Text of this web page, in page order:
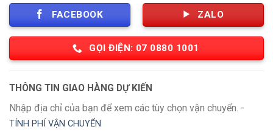
FACEBOOK ZALO
GỌI ĐIỆN: 07 0880 1001
THÔNG TIN GIAO HÀNG DỰ KIẾN
Nhập địa chỉ của bạn để xem các tùy chọn vận chuyển. -
TÍNH PHÍ VẬN CHUYỂN